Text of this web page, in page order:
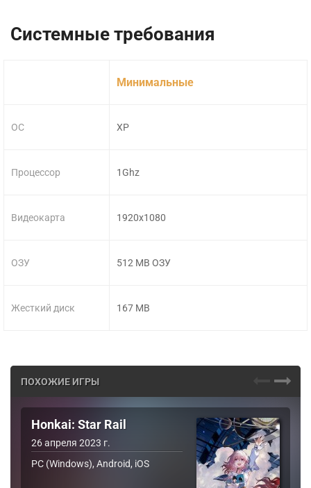
Системные требования
ОС
Процессор
Видеокарта
ОЗУ
Жесткий диск
Минимальные
XP
1Ghz
1920x1080
512 MB ОЗУ
167 MB
ПОХОЖИЕ ИГРЫ
Honkai: Star Rail
26 апреля 2023 г.
PC (Windows), Android, iOS